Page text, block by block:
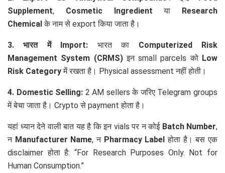
Supplement, Cosmetic Ingredient या
Research
Chemical के नाम से export किया जाता है।
3. भारत में Import: भारत का Computerized Risk
Management System (CRMS)इन small parcels को Low
Risk Categoryमें रखता है। Physical assessment नहीं होती।
4. Domestic Selling: 2 AM sellers के जरिए Telegram groups
में बेचा जाता है। Crypto से payment होता है।
यहां ध्यान देने वाली बात यह है कि इन vials पर न कोई Batch Number,
न Manufacturer Name, न Pharmacy Label होता है। बस एक
disclaimer होता है: “For Research Purposes Only. Not for
Human Consumption.”